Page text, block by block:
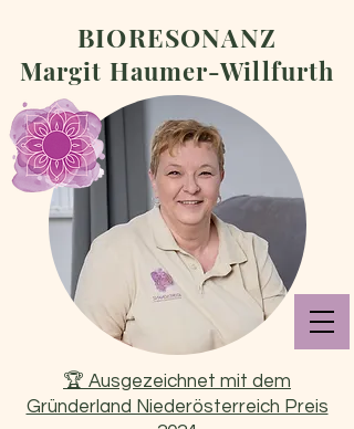
BIORESONANZ
Margit Haumer-Willfurth
🏆 Ausgezeichnet mit dem
Gründerland Niederösterreich Preis